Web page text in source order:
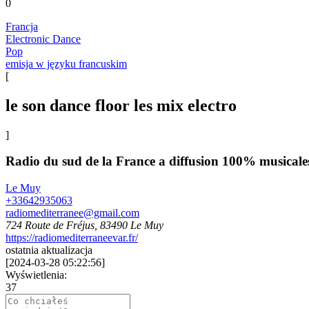
0
Francja
Electronic Dance
Pop
emisja w języku francuskim
[
le son dance floor les mix electro
]
Radio du sud de la France a diffusion 100%
Le Muy
+33642935063
radiomediterranee@gmail.com
724 Route de Fréjus, 83490 Le Muy
https://radiomediterraneevar.fr/
ostatnia aktualizacja
[2024-03-28 05:22:56]
Wyświetlenia:
37